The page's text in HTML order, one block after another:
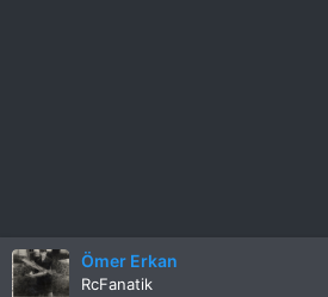
Ömer Erkan
RcFanatik